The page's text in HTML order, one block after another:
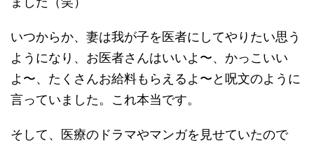
いつからか、妻は我が子を医者にしてやりたい思う
ようになり、お医者さんはいいよ〜、かっこいい
よ〜、たくさんお給料もらえるよ〜と呪文のように
言っていました。これ本当です。
そして、医療のドラマやマンガを見せていたので